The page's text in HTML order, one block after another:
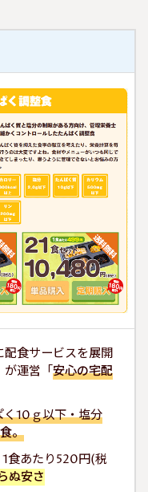
食サービスを展開
が運営「安心の宅配
く10ｇ以下・塩分
。
食あたり520円(税
ぬ安さ